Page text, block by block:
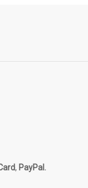
, PayPal.